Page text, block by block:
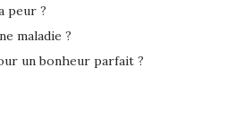
peur ?
maladie ?
un bonheur parfait ?